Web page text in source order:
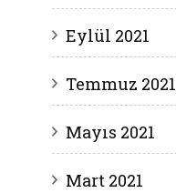
Eylül 2021
Temmuz 2021
Mayıs 2021
Mart 2021